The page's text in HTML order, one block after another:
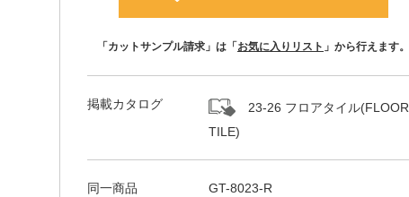
「カットサンプル請求」は「 お気に入りリスト 」から行えます。
掲載カタログ
23-26 フロアタイル(FLOOR
TILE)
同一商品 GT-8023-R